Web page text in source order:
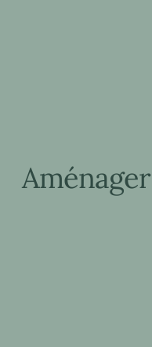
Aménager